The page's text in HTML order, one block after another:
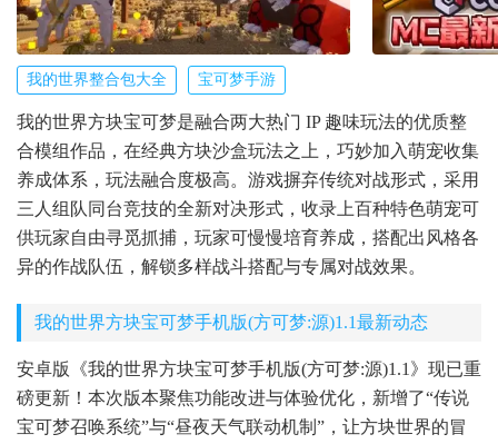
我的世界整合包大全 宝可梦手游
我的世界方块宝可梦是融合两大热门 IP 趣味玩法的优质整
合模组作品，在经典方块沙盒玩法之上，巧妙加入萌宠收集
养成体系，玩法融合度极高。游戏摒弃传统对战形式，采用
三人组队同台竞技的全新对决形式，收录上百种特色萌宠可
供玩家自由寻觅抓捕，玩家可慢慢培育养成，搭配出风格各
异的作战队伍，解锁多样战斗搭配与专属对战效果。
我的世界方块宝可梦手机版(方可梦:源)1.1最新动态
安卓版《我的世界方块宝可梦手机版(方可梦:源)1.1》现已重
磅更新！本次版本聚焦功能改进与体验优化，新增了“传说
宝可梦召唤系统”与“昼夜天气联动机制”，让方块世界的冒